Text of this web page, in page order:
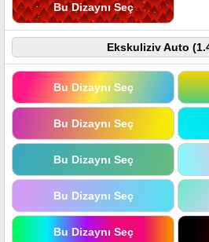
Bu Dizaynı Seç
Ekskuliziv Auto
Bu Dizaynı Seç
Bu Dizaynı Seç
Bu Dizaynı Seç
Bu Dizaynı Seç
Bu Dizaynı Seç